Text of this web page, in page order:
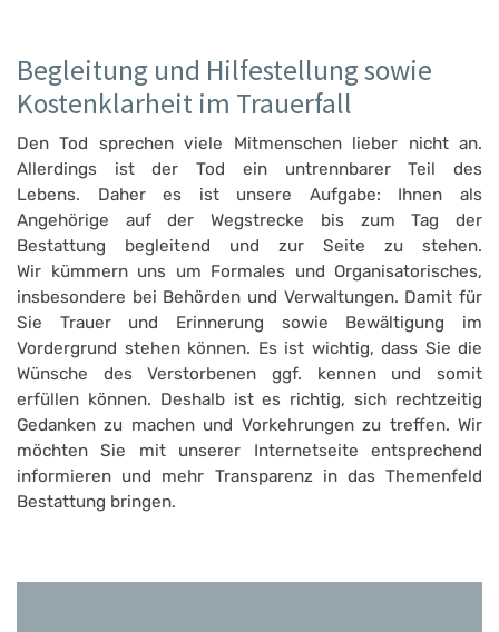
Begleitung und Hilfestellung sowie
Kostenklarheit im Trauerfall
Den Tod sprechen viele Mitmenschen lieber nicht an.
Allerdings ist der Tod ein untrennbarer Teil des
Lebens. Daher es ist unsere Aufgabe: Ihnen als
Angehörige auf der Wegstrecke bis zum Tag der
Bestattung begleitend und zur Seite zu stehen.
Wir kümmern uns um Formales und Organisatorisches,
insbesondere bei Behörden und Verwaltungen. Damit für
Sie Trauer und Erinnerung sowie Bewältigung im
Vordergrund stehen können. Es ist wichtig, dass Sie die
Wünsche des Verstorbenen ggf. kennen und somit
erfüllen können. Deshalb ist es richtig, sich rechtzeitig
Gedanken zu machen und Vorkehrungen zu treffen. Wir
möchten Sie mit unserer Internetseite entsprechend
informieren und mehr Transparenz in das Themenfeld
Bestattung bringen.